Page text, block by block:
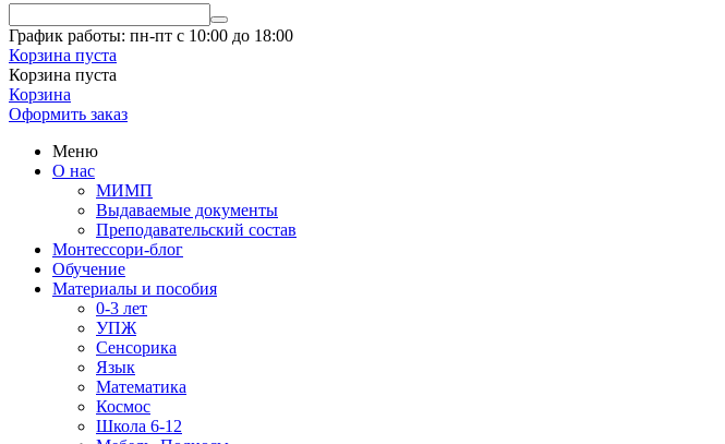
График работы: пн-пт с 10:00 до 18:00
Корзина пуста
Корзина пуста
Корзина
Оформить заказ
Меню
О нас
МИМП
Выдаваемые документы
Преподавательский состав
Монтессори-блог
Обучение
Материалы и пособия
0-3 лет
УПЖ
Сенсорика
Язык
Математика
Космос
Школа 6-12